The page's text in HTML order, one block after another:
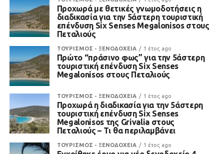
Προχωρά με θετικές γνωμοδοτήσεις η
διαδικασία για την 5άστερη τουριστική
επένδυση Six Senses Megalonisos στους
Πεταλιούς
ΤΟΥΡΙΣΜΟΣ - ΞΕΝΟΔΟΧΕΙΑ 1 έτος ago
Πρώτο “πράσινο φως” για την 5άστερη
τουριστική επένδυση Six Senses
Megalonisos στους Πεταλιούς
ΤΟΥΡΙΣΜΟΣ - ΞΕΝΟΔΟΧΕΙΑ 1 έτος ago
Προχωρά η διαδικασία για την 5άστερη
τουριστική επένδυση Six Senses
Megalonisos της Grivalia στους
Πεταλιούς – Τι θα περιλαμβάνει
ΤΟΥΡΙΣΜΟΣ - ΞΕΝΟΔΟΧΕΙΑ 1 έτος ago